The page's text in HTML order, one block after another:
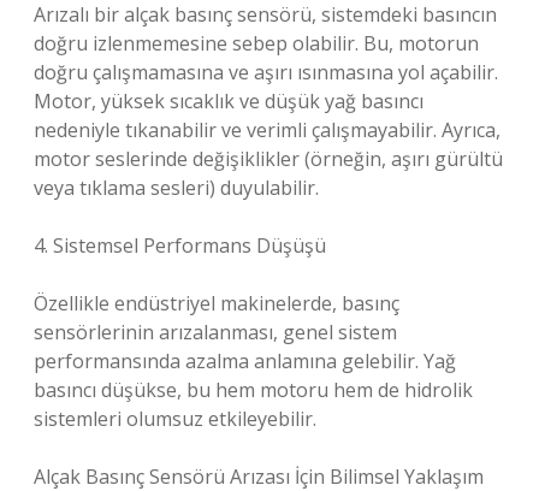
Arızalı bir alçak basınç sensörü, sistemdeki basıncın
doğru izlenmemesine sebep olabilir. Bu, motorun
doğru çalışmamasına ve aşırı ısınmasına yol açabilir.
Motor, yüksek sıcaklık ve düşük yağ basıncı
nedeniyle tıkanabilir ve verimli çalışmayabilir. Ayrıca,
motor seslerinde değişiklikler (örneğin, aşırı gürültü
veya tıklama sesleri) duyulabilir.
4. Sistemsel Performans Düşüşü
Özellikle endüstriyel makinelerde, basınç
sensörlerinin arızalanması, genel sistem
performansında azalma anlamına gelebilir. Yağ
basıncı düşükse, bu hem motoru hem de hidrolik
sistemleri olumsuz etkileyebilir.
Alçak Basınç Sensörü Arızası İçin Bilimsel Yaklaşım